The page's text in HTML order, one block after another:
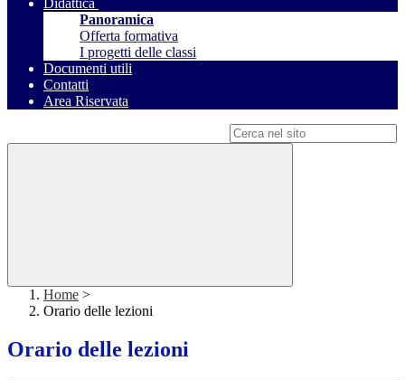
Didattica
Panoramica
Offerta formativa
I progetti delle classi
Documenti utili
Contatti
Area Riservata
Home >
Orario delle lezioni
Orario delle lezioni